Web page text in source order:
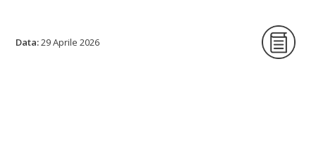
La giornata di studi intende per la prima
volta indagare origine, circostanze storiche
Data:29 Aprile 2026